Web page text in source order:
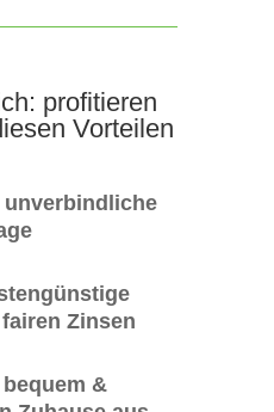
profitieren
Vorteilen
unverbindliche
Zinsen
&